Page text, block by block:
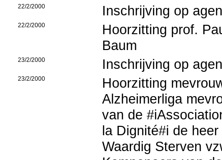
22/2/2000 Inschrijving op
22/2/2000
Hoorzitting prof.
Baum
23/2/2000 Inschrijving op
23/2/2000
Hoorzitting
Alzheimerliga
van de
la Dignité#i de
Waardig Sterven